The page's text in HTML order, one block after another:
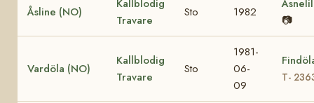
Åsline (NO)
Kallblodig
Travare
Sto 1982
📷
Vardöla (NO)
Kallblodig
Travare
Sto
1981-
06-
09
T-